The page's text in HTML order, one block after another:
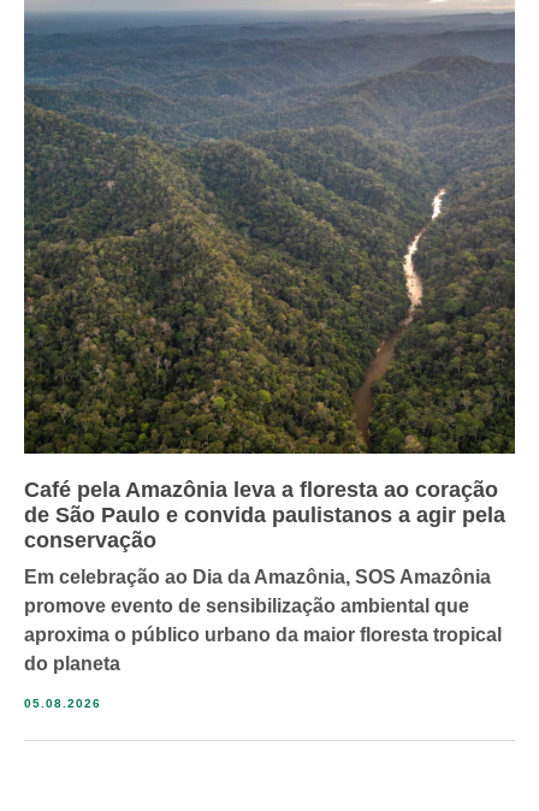
Café pela Amazônia leva a floresta ao coração
de São Paulo e convida paulistanos a agir pela
conservação
Em celebração ao Dia da Amazônia, SOS Amazônia
promove evento de sensibilização ambiental que
aproxima o público urbano da maior floresta tropical
do planeta
05.08.2026